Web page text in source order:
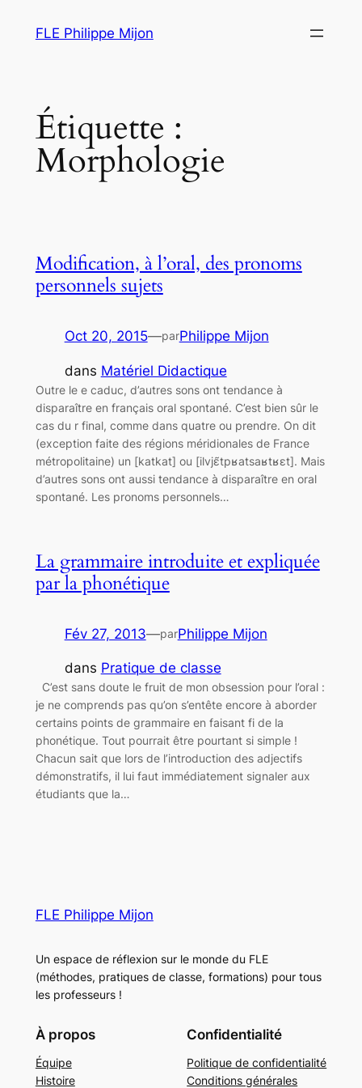
FLE Philippe Mijon
Étiquette :
Morphologie
Modification, à l’oral, des pronoms
personnels sujets
Oct 20, 2015—parPhilippe Mijon
dans Matériel Didactique
Outre le e caduc, d’autres sons ont tendance à
disparaître en français oral spontané. C’est bien sûr le
cas du r final, comme dans quatre ou prendre. On dit
(exception faite des régions méridionales de France
métropolitaine) un [katkat] ou [ilvjɛ̃tpʁatsaʁtʁɛt]. Mais
d’autres sons ont aussi tendance à disparaître en oral
spontané. Les pronoms personnels…
La grammaire introduite et expliquée
par la phonétique
Fév 27, 2013—parPhilippe Mijon
dans Pratique de classe
C’est sans doute le fruit de mon obsession pour l’oral :
je ne comprends pas qu’on s’entête encore à aborder
certains points de grammaire en faisant fi de la
phonétique. Tout pourrait être pourtant si simple !
Chacun sait que lors de l’introduction des adjectifs
démonstratifs, il lui faut immédiatement signaler aux
étudiants que la…
FLE Philippe Mijon
Un espace de réflexion sur le monde du FLE
(méthodes, pratiques de classe, formations) pour tous
les professeurs !
À propos
Équipe
Histoire
Confidentialité
Politique de confidentialité
Conditions générales